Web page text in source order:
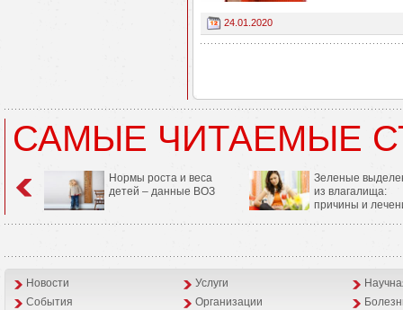
24.01.2020
САМЫЕ ЧИТАЕМЫЕ
Нормы роста и веса
детей – данные ВОЗ
Зеленые
из влагалища:
причины и
Новости Услуги
События
Организации